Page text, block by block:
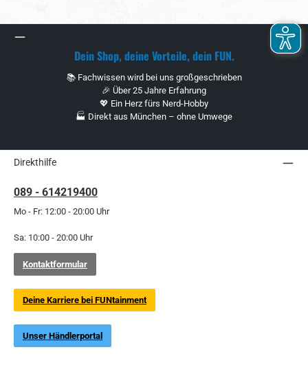
Dein Shop, deine Vorteile, dein FUN.
📚 Fachwissen wird bei uns großgeschrieben
🎉 Über 25 Jahre Erfahrung
💖 Ein Herz fürs Nerd-Hobby
🏭 Direkt aus München – ohne Umwege
Direkthilfe
089 - 614219400
Mo - Fr: 12:00 - 20:00 Uhr
Sa: 10:00 - 20:00 Uhr
Kontaktformular
Deine Karriere bei FUNtainment
Unser Händlerportal